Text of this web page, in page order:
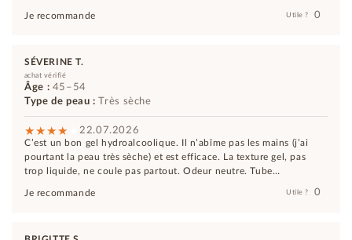
Je recommande Utile ? 0
SÉVERINE T.
achat vérifié
Âge : 45–54
Type de peau : Très sèche
22.07.2026
C’est un bon gel hydroalcoolique. Il n’abîme pas les mains (j’ai
pourtant la peau très sèche) et est efficace. La texture gel, pas
trop liquide, ne coule pas partout. Odeur neutre. Tube
Je recommande Utile ? 0